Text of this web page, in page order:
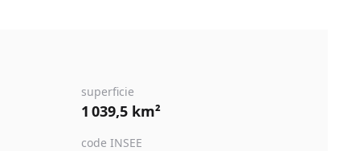
superficie
1 039,5 km²
code INSEE